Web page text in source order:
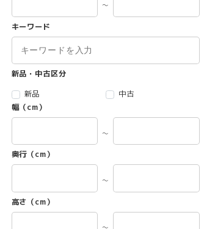
～
キーワード
新品・中古区分
新品
中古
幅（cm）
～
奥行（cm）
～
高さ（cm）